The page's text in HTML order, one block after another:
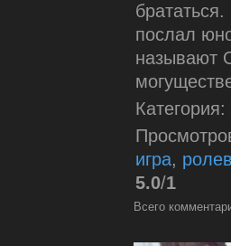
послал
называют
Категория:
игра,
5.0/1
Всего